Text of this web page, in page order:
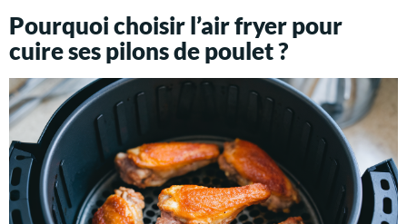
Pourquoi choisir l’air fryer pour
cuire ses pilons de poulet ?